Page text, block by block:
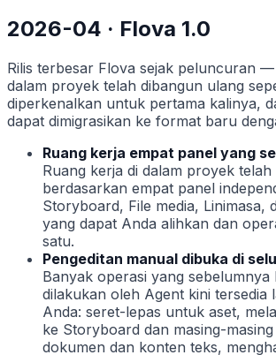
2026-04 · Flova 1.0
Rilis terbesar Flova sejak peluncuran
dalam proyek telah dibangun ulang
diperkenalkan untuk pertama kalinya,
dapat dimigrasikan ke format baru
Ruang kerja empat panel yang
Ruang kerja di dalam proyek
berdasarkan empat panel
Storyboard, File media,
yang dapat Anda alihkan dan
satu.
Pengeditan manual dibuka di
Banyak operasi yang sebelumnya
dilakukan oleh Agent kini tersedia
Anda: seret-lepas untuk aset,
ke Storyboard dan masing-
dokumen dan konten teks,